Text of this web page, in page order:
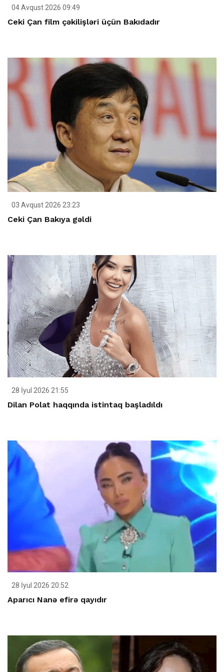
04 Avqust 2026 09:49
Ceki Çan film çəkilişləri üçün Bakıdadır
03 Avqust 2026 23:23
Ceki Çan Bakıya gəldi
28 İyul 2026 21:55
Dilan Polat haqqında istintaq başladıldı
28 İyul 2026 20:52
Aparıcı Nanə efirə qayıdır